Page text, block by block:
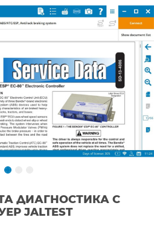
ДИАГНОСТИКА С
JALTEST